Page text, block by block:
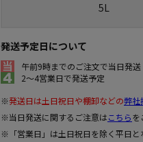
5L
発送予定日について
午前9時までのご注文で当日発送
2～4営業日で発送予定
※発送日は土日祝日や棚卸などの弊社
※当日発送に関するご注意はこちらを
※「営業日」は土日祝日を除く平日と